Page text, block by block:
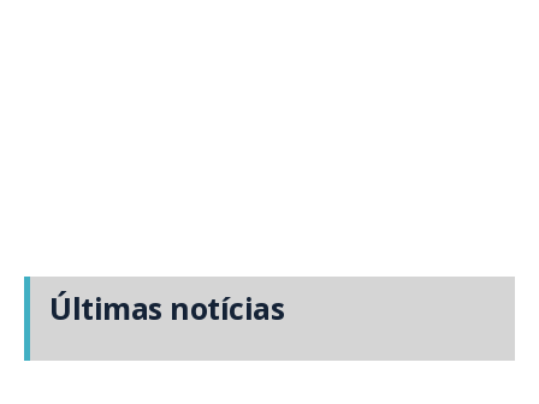
Últimas notícias